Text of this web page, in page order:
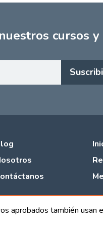
aprobados también usan
cursos